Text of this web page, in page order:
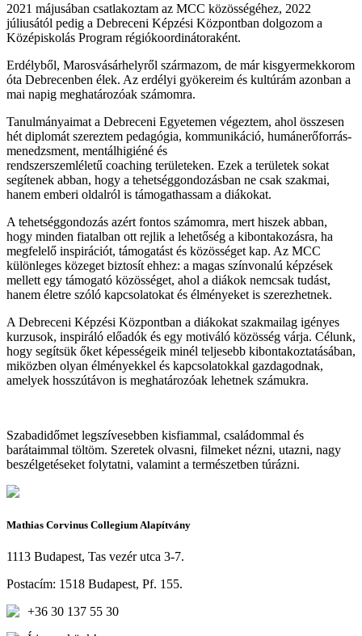
2021 májusában csatlakoztam az MCC közösségéhez, 2022
júliusától pedig a Debreceni Képzési Központban dolgozom a
Középiskolás Program régiókoordinátoraként.
Erdélyből, Marosvásárhelyről származom, de már kisgyermekkorom
óta Debrecenben élek. Az erdélyi gyökereim és kultúrám azonban a
mai napig meghatározóak számomra.
Tanulmányaimat a Debreceni Egyetemen végeztem, ahol összesen
hét diplomát szereztem pedagógia, kommunikáció, humánerőforrás-
menedzsment, mentálhigiéné és
rendszerszemléletű coaching területeken. Ezek a területek sokat
segítenek abban, hogy a tehetséggondozásban ne csak szakmai,
hanem emberi oldalról is támogathassam a diákokat.
A tehetséggondozás azért fontos számomra, mert hiszek abban,
hogy minden fiatalban ott rejlik a lehetőség a kibontakozásra, ha
megfelelő inspirációt, támogatást és közösséget kap. Az MCC
különleges közeget biztosít ehhez: a magas színvonalú képzések
mellett egy támogató közösséget, ahol a diákok nemcsak tudást,
hanem életre szóló kapcsolatokat és élményeket is szerezhetnek.
A Debreceni Képzési Központban a diákokat szakmailag igényes
kurzusok, inspiráló előadók és egy motiváló közösség várja. Célunk,
hogy segítsük őket képességeik minél teljesebb kibontakoztatásában,
miközben olyan élményekkel és kapcsolatokkal gazdagodnak,
amelyek hosszútávon is meghatározóak lehetnek számukra.
Szabadidőmet legszívesebben kisfiammal, családommal és
barátaimmal töltöm. Szeretek olvasni, filmeket nézni, utazni, nagy
beszélgetéseket folytatni, valamint a természetben túrázni.
Mathias Corvinus Collegium Alapítvány
1113 Budapest, Tas vezér utca 3-7.
Postacím: 1518 Budapest, Pf. 155.
+36 30 137 55 30